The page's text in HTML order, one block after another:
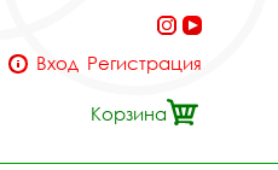
Вход Регистрация
Корзина